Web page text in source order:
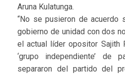
Aruna Kulatunga.
“No se pusieron de acuerdo
gobierno de unidad con dos
el actual líder opositor Sajith
‘grupo independiente’ de
separaron del partido del